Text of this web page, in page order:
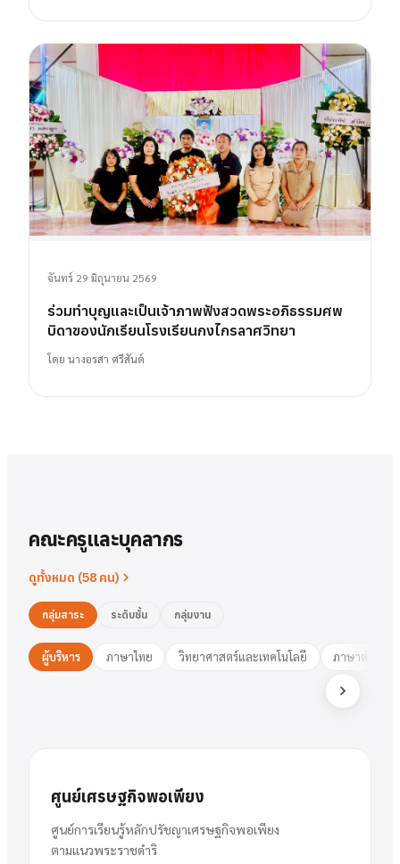
จันทร์ 29 มิถุนายน 2569
ร่วมทำบุญและเป็นเจ้าภาพฟังสวดพระอภิธรรมศพ
บิดาของนักเรียนโรงเรียนกงไกรลาศวิทยา
โดย นางอรสา ศรีสันต์
คณะครูและบุคลากร
ดูทั้งหมด (58 คน)
กลุ่มสาระ ระดับชั้น กลุ่มงาน
ผู้บริหาร ภาษาไทย วิทยาศาสตร์และเทคโนโลยี ภาษาต่างประ
นายสารัตน์ พวงเงิน
พวงเงิน
ผู้อำนวยการ
นางสาวชมพูนุท ศรีฟ้า
ศูนย์เศรษฐกิจพอเพียง
ศูนย์การเรียนรู้หลักปรัชญาเศรษฐกิจพอเพียง
ตามแนวพระราชดำริ